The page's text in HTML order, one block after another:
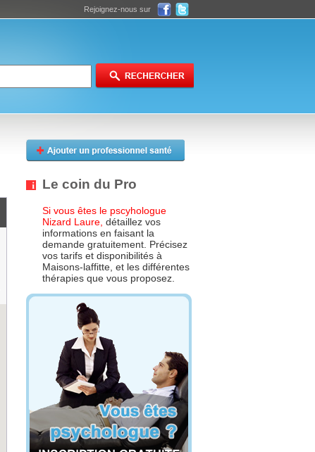
Rejoignez-nous sur
Le coin du Pro
Si vous êtes le pscyhologue
Nizard Laure, détaillez vos
informations en faisant la
demande gratuitement. Précisez
vos tarifs et disponibilités à
Maisons-laffitte, et les différentes
thérapies que vous proposez.